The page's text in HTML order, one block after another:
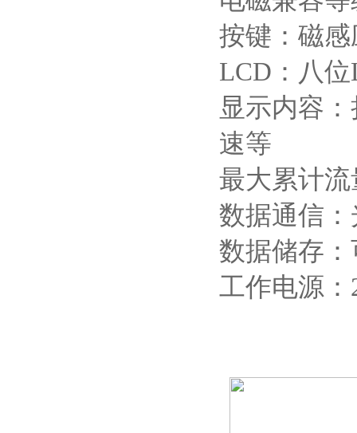
按键：磁
LCD：八
显示内容
速等
最大累计流
数据通信：
数据储存
工作电源